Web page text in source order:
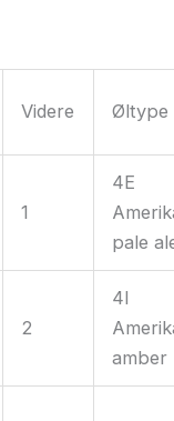
Videre Øltype
1
4E
pale
2
4I
amber